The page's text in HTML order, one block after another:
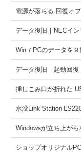
電源が落ちる 回復オ
データ復旧｜NECイ
Win７PCのデータを
データ復旧 起動回復
挿しこみ口が折れた
水没Link Station
Windowsが立ち上が
ショップオリジナル